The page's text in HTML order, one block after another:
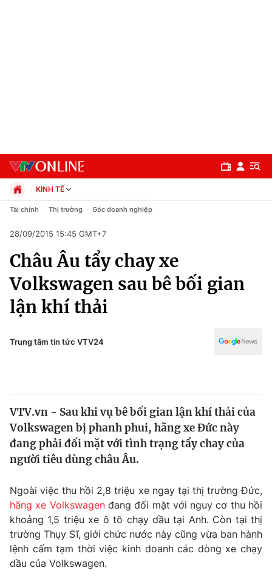
Chuyên mục
Chính trị
Xã hội
Pháp luật
Thế giới
Tin tức
Thế giới đó đây
Câu chuyện quốc tế
Kinh tế
Thị trường
Góc doanh nghiệp
Dữ liệu và đời sống
Truyền hình
Phim VTV
Hậu trường
Giải trí
KINH TẾ
Chính trị
Pháp luật
Kinh tế
Thể thao
Truyền hình
Văn hóa - Giải trí
Tài chính Thị trường Góc doanh nghiệp
28/09/2015 15:45 GMT+7
Châu Âu tẩy chay xe
Volkswagen sau bê bối gian
lận khí thải
Trung tâm tin tức VTV24
VTV.vn - Sau khi vụ bê bối gian lận khí thải của
Volkswagen bị phanh phui, hãng xe Đức này
đang phải đối mặt với tình trạng tẩy chay của
người tiêu dùng châu Âu.
Ngoài việc thu hồi 2,8 triệu xe ngay tại thị trường Đức,
hãng xe Volkswagenđang đối mặt với nguy cơ thu hồi
khoảng 1,5 triệu xe ô tô chạy dầu tại Anh. Còn tại thị
trường Thụy Sĩ, giới chức nước này cũng vừa ban hành
lệnh cấm tạm thời việc kinh doanh các dòng xe chạy
dầu của Volkswagen.